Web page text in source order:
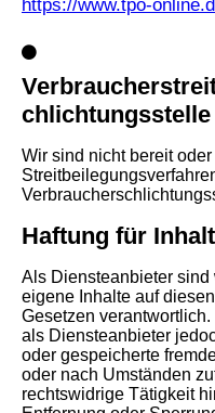
https://www.tpo-
chlichtungsstelle
Wir sind nicht bereit
Haftung für
Als Diensteanbieter sind
eigene Inhalte auf
Gesetzen
als Diensteanbieter
oder gespeicherte
oder nach Umständen
rechtswidrige Tätigkeit